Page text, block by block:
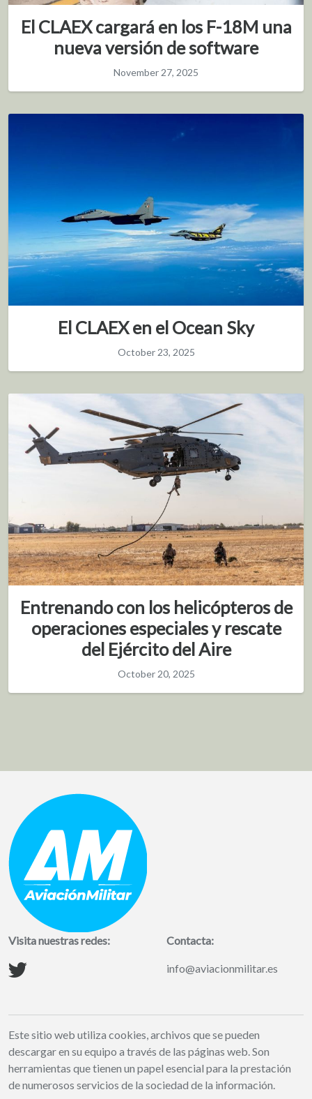
El CLAEX cargará en los F-18M una
nueva versión de software
November 27, 2025
El CLAEX en el Ocean Sky
October 23, 2025
Entrenando con los helicópteros de
operaciones especiales y rescate
del Ejército del Aire
October 20, 2025
Visita nuestras redes: Contacta:
info@aviacionmilitar.es
Este sitio web utiliza cookies, archivos que se pueden
descargar en su equipo a través de las páginas web. Son
herramientas que tienen un papel esencial para la prestación
de numerosos servicios de la sociedad de la información.